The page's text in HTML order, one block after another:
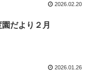
2026.02.20
だより２月
2026.01.26